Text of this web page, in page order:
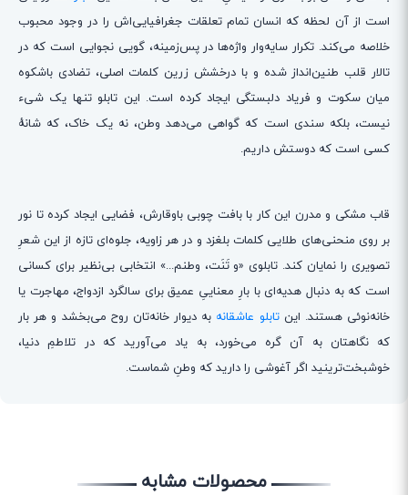
است از آن لحظه که انسان تمام تعلقات جغرافیایی‌اش را در وجود محبوب
خلاصه می‌کند. تکرار سایه‌وار واژه‌ها در پس‌زمینه، گویی نجوایی است که در
تالار قلب طنین‌انداز شده و با درخشش زرین کلمات اصلی، تضادی باشکوه
میان سکوت و فریاد دلبستگی ایجاد کرده است. این تابلو تنها یک شیء
نیست، بلکه سندی است که گواهی می‌دهد وطن، نه یک خاک، که شانهٔ
کسی است که دوستش داریم.
قاب مشکی و مدرن این کار با بافت چوبی باوقارش، فضایی ایجاد کرده تا نور
بر روی منحنی‌های طلایی کلمات بلغزد و در هر زاویه، جلوه‌ای تازه از این شعرِ
تصویری را نمایان کند. تابلوی «و تَنَت، وطنم...» انتخابی بی‌نظیر برای کسانی
است که به دنبال هدیه‌ای با بارِ معناییِ عمیق برای سالگرد ازدواج، مهاجرت یا
خانه‌نوئی هستند. اینتابلو عاشقانه به دیوار خانه‌تان روح می‌بخشد و هر بار
که نگاهتان به آن گره می‌خورد، به یاد می‌آورید که در تلاطمِ دنیا،
خوشبخت‌ترینید اگر آغوشی را دارید که وطنِ شماست.
محصولات مشابه